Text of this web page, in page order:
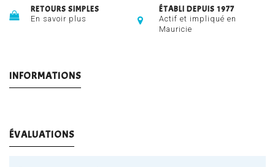
RETOURS SIMPLES
En savoir plus
ÉTABLI DEPUIS 1977
Actif et impliqué en
Mauricie
INFORMATIONS
ÉVALUATIONS